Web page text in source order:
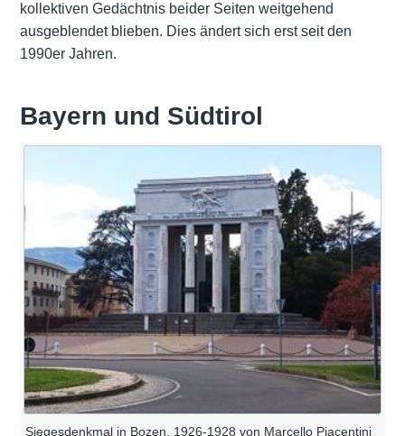
kollektiven Gedächtnis beider Seiten weitgehend
ausgeblendet blieben. Dies ändert sich erst seit den
1990er Jahren.
Bayern und Südtirol
Siegesdenkmal in Bozen, 1926-1928 von Marcello Piacentini